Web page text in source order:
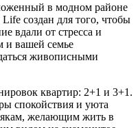
в модном районе
создан для того, чтобы
вдали от стресса и
и вашей семье
живописными
квартир: 2+1 и 3+1.
спокойствия и уюта
желающим жить в